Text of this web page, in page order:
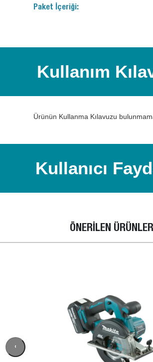
Paket İçeriği:
Kullanım
Ürünün Kullanma Kılavuzu
Kullanıcı
ÖNERİLEN ÜRÜNLER
‹